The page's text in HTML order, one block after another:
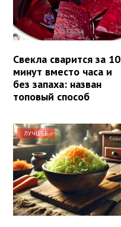
Свекла сварится за 10
минут вместо часа и
без запаха: назван
топовый способ
ЛУЧШЕЕ